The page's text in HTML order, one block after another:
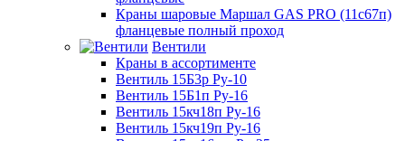
Краны шаровые Маршал GAS PRO (11с67п)
фланцевые полный проход
Вентили
Краны в ассортименте
Вентиль 15Б3р Ру-10
Вентиль 15Б1п Ру-16
Вентиль 15кч18п Ру-16
Вентиль 15кч19п Ру-16